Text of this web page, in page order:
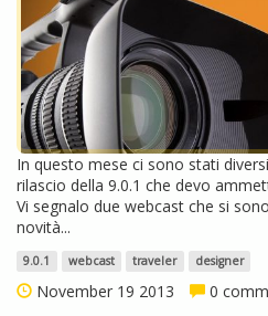
In questo mese ci sono stati
rilascio della 9.0.1 che devo
Vi segnalo due webcast che si
novità...
9.0.1 webcast traveler designer
November 19 2013 0